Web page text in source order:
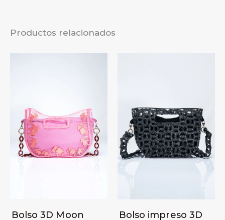
Productos relacionados
Bolso 3D Moon
Bolso impreso 3D